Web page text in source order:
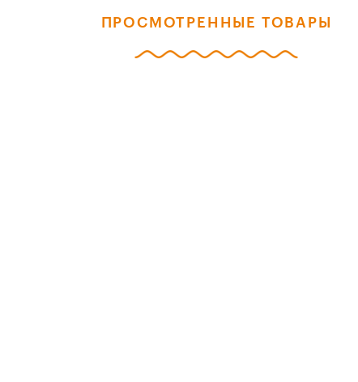
ПРОСМОТРЕННЫЕ ТОВАРЫ